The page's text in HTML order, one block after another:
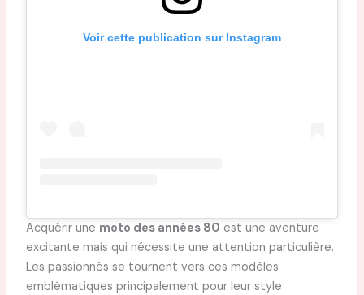
Voir cette publication sur Instagram
Acquérir une moto des années 80 est une aventure
excitante mais qui nécessite une attention particulière.
Les passionnés se tournent vers ces modèles
emblématiques principalement pour leur style